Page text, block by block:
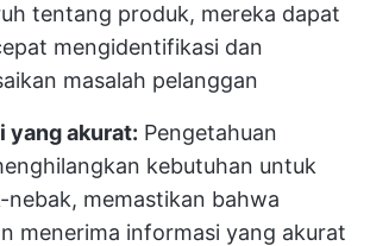
tentang produk, mereka dapat
mengidentifikasi dan
masalah pelanggan
yang akurat: Pengetahuan
kebutuhan untuk
nebak, memastikan bahwa
menerima informasi yang akurat